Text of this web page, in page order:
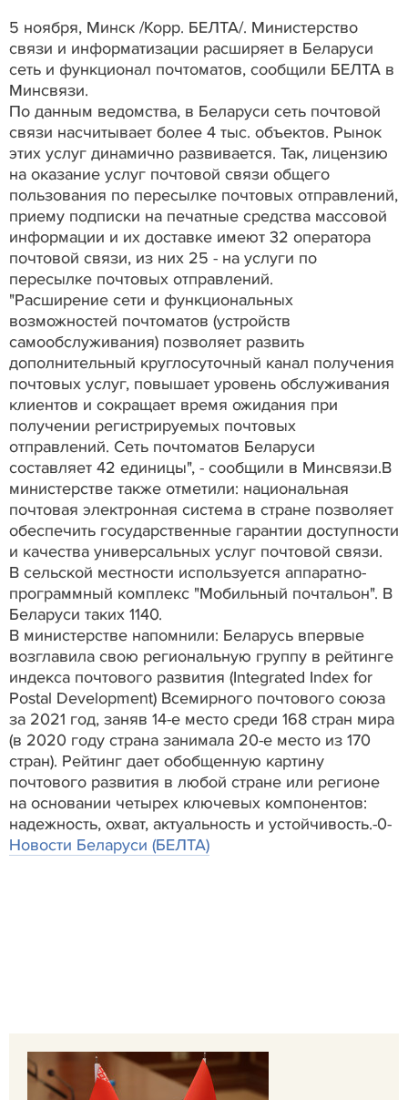
5 ноября, Минск /Корр. БЕЛТА/. Министерство
связи и информатизации расширяет в Беларуси
сеть и функционал почтоматов, сообщили БЕЛТА в
Минсвязи.
По данным ведомства, в Беларуси сеть почтовой
связи насчитывает более 4 тыс. объектов. Рынок
этих услуг динамично развивается. Так, лицензию
на оказание услуг почтовой связи общего
пользования по пересылке почтовых отправлений,
приему подписки на печатные средства массовой
информации и их доставке имеют 32 оператора
почтовой связи, из них 25 - на услуги по
пересылке почтовых отправлений.
"Расширение сети и функциональных
возможностей почтоматов (устройств
самообслуживания) позволяет развить
дополнительный круглосуточный канал получения
почтовых услуг, повышает уровень обслуживания
клиентов и сокращает время ожидания при
получении регистрируемых почтовых
отправлений. Сеть почтоматов Беларуси
составляет 42 единицы", - сообщили в Минсвязи.В
министерстве также отметили: национальная
почтовая электронная система в стране позволяет
обеспечить государственные гарантии доступности
и качества универсальных услуг почтовой связи.
В сельской местности используется аппаратно-
программный комплекс "Мобильный почтальон". В
Беларуси таких 1140.
В министерстве напомнили: Беларусь впервые
возглавила свою региональную группу в рейтинге
индекса почтового развития (Integrated Index for
Postal Development) Всемирного почтового союза
за 2021 год, заняв 14-е место среди 168 стран мира
(в 2020 году страна занимала 20-е место из 170
стран). Рейтинг дает обобщенную картину
почтового развития в любой стране или регионе
на основании четырех ключевых компонентов:
надежность, охват, актуальность и устойчивость.-0-
Новости Беларуси (БЕЛТА)